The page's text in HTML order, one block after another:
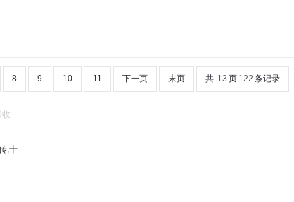
8 9 10 11 下一页 末页 共 13 页 122 条记录
收
,十